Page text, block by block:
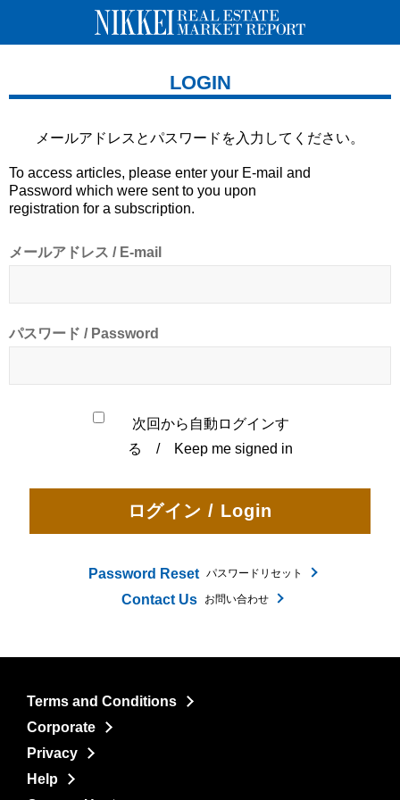
LOGIN
メールアドレスとパスワードを 入力してください。
To access articles, please enter your E-mail and
Password which were sent to you upon
registration for a subscription.
メールアドレス / E-mail
パスワード / Password
次回から自動ログインす
る / Keep me signed in
Password Reset パスワードリセット
Contact Us お問い合わせ
Terms and Conditions
Corporate
Privacy
Help